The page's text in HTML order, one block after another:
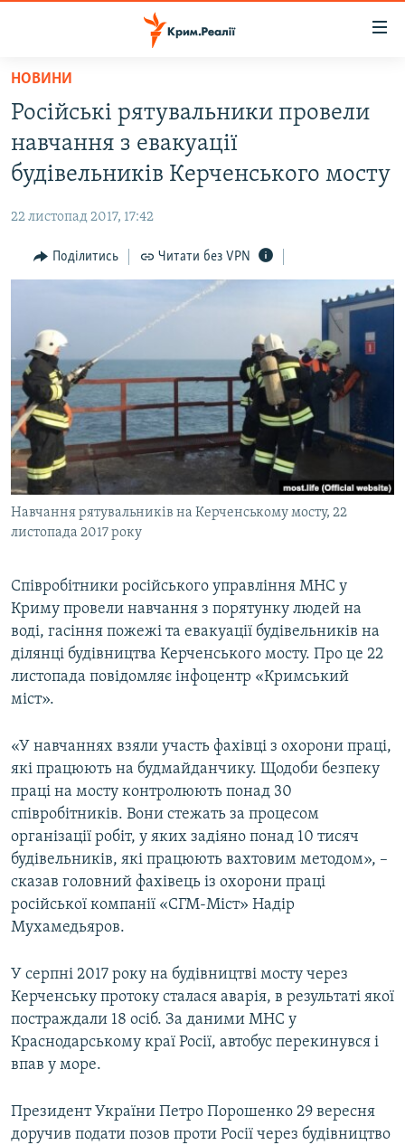
Перейти
основного
матеріалу
Перейти
до
основної
Перейти
до
ВІДЕО ТА ФОТО
БЛОГИ
ПОГЛЯД
СПЕЦПРОЕКТИ
ДЕПОРТАЦІЯ
ВІДЕОУРОКИ «ELIFBE»
СВІДЧЕННЯ ОКУПАЦІЇ
УКРАЇНСЬКА ПРОБЛЕМА КРИМУ
ІНФОГРАФІКА
ЯК ОБІЙТИ БЛОКУВАННЯ
Русский
Qırımtatar
ДОЛУЧАЙСЯ!
Усі сайти RFE/RL
НОВИНИ
Російські рятувальники провели
навчання з евакуації
будівельників Керченського мосту
22 листопад 2017, 17:42
Поділитись Читати без VPN
Навчання рятувальників на Керченському мосту, 22
листопада 2017 року
Співробітники російського управління МНС у
Криму провели навчання з порятунку людей на
воді, гасіння пожежі та евакуації будівельників на
ділянці будівництва Керченського мосту. Про це 22
листопада повідомляє інфоцентр «Кримський
міст».
«У навчаннях взяли участь фахівці з охорони праці,
які працюють на будмайданчику. Щодоби безпеку
праці на мосту контролюють понад 30
співробітників. Вони стежать за процесом
організації робіт, у яких задіяно понад 10 тисяч
будівельників, які працюють вахтовим методом», –
сказав головний фахівець із охорони праці
російської компанії «СГМ-Міст» Надір
Мухамедьяров.
У серпні 2017 року на будівництві мосту через
Керченську протоку сталася аварія, в результаті якої
постраждали 18 осіб. За даними МНС у
Краснодарському краї Росії, автобус перекинувся і
впав у море.
Президент України Петро Порошенко 29 вересня
доручив подати позов проти Росії через будівництво